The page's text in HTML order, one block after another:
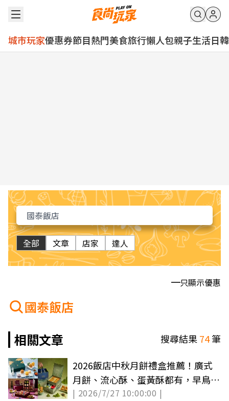
城市玩家優惠券節目熱門美食旅行懶人包親子生活日韓
全部 文章 店家 達人
只顯示優惠
國泰飯店
相關文章
搜尋結果74筆
2026飯店中秋月餅禮盒推薦！廣式
月餅、流心酥、蛋黃酥都有，早鳥優
惠一次看
| 2026/7/27 10:00:00 |